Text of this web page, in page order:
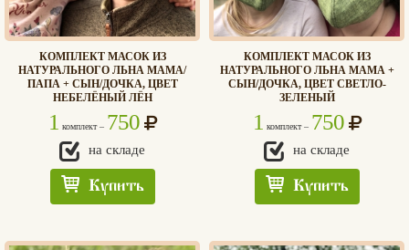
КОМПЛЕКТ МАСОК ИЗ
НАТУРАЛЬНОГО ЛЬНА МАМА/
ПАПА + СЫН/ДОЧКА, ЦВЕТ
НЕБЕЛЁНЫЙ ЛЁН
1 комплект – 750
на складе
Купить
КОМПЛЕКТ МАСОК ИЗ
НАТУРАЛЬНОГО ЛЬНА МАМА +
СЫН/ДОЧКА, ЦВЕТ СВЕТЛО-
ЗЕЛЕНЫЙ
1 комплект – 750
на складе
Купить